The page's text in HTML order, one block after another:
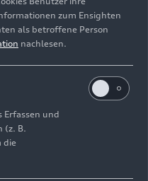
AG
honorarfrei
zum Ensighten
als betroffene Person
nachlesen.
Erfassen und
(z. B.
die